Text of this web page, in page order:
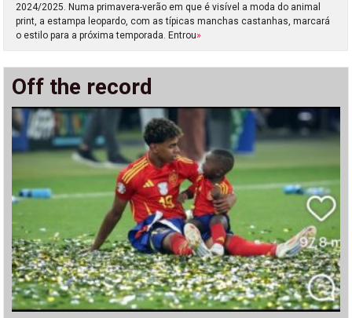
2024/2025. Numa primavera-verão em que é visível a moda do animal
print, a estampa leopardo, com as típicas manchas castanhas, marcará
o estilo para a próxima temporada. Entrou»
Off the record